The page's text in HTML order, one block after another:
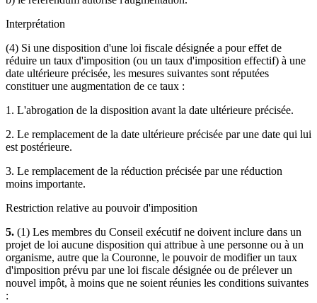
Interprétation
(4) Si une disposition d'une loi fiscale désignée a pour effet de
réduire un taux d'imposition (ou un taux d'imposition effectif) à une
date ultérieure précisée, les mesures suivantes sont réputées
constituer une augmentation de ce taux :
1. L'abrogation de la disposition avant la date ultérieure précisée.
2. Le remplacement de la date ultérieure précisée par une date qui lui
est postérieure.
3. Le remplacement de la réduction précisée par une réduction
moins importante.
Restriction relative au pouvoir d'imposition
5. (1) Les membres du Conseil exécutif ne doivent inclure dans un
projet de loi aucune disposition qui attribue à une personne ou à un
organisme, autre que la Couronne, le pouvoir de modifier un taux
d'imposition prévu par une loi fiscale désignée ou de prélever un
nouvel impôt, à moins que ne soient réunies les conditions suivantes
: